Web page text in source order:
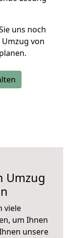
uns noch
von
Umzug
viele
um Ihnen
unsere